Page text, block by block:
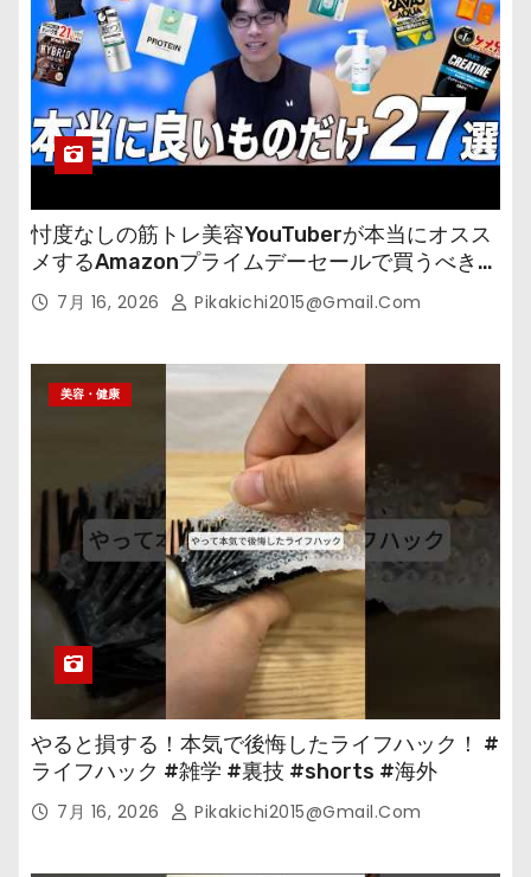
忖度なしの筋トレ美容YouTuberが本当にオスス
メするAmazonプライムデーセールで買うべきも
の 7月 16, 2026 Pikakichi2015@gmail.com
美容・健康
やると損する！本気で後悔したライフハック！ #
ライフハック #雑学 #裏技 #shorts #海外
7月 16, 2026 Pikakichi2015@gmail.com